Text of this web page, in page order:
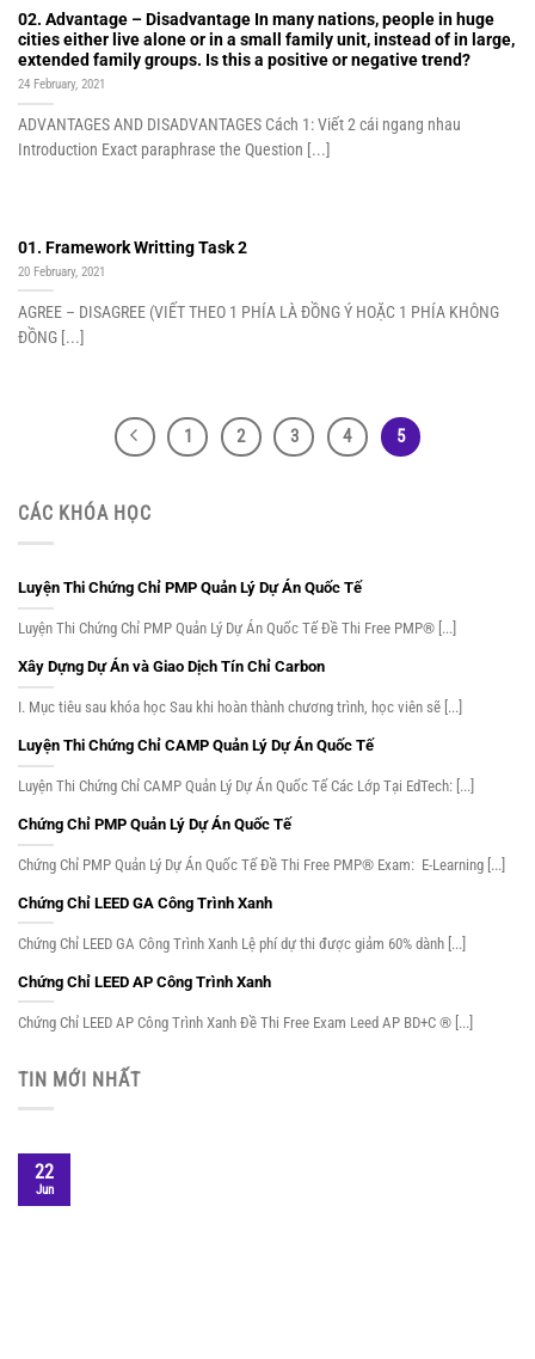
02. Advantage – Disadvantage In many nations, people in huge
cities either live alone or in a small family unit, instead of in large,
extended family groups. Is this a positive or negative trend?
24 February, 2021
ADVANTAGES AND DISADVANTAGES Cách 1: Viết 2 cái ngang nhau
Introduction Exact paraphrase the Question [...]
01. Framework Writting Task 2
20 February, 2021
AGREE – DISAGREE (VIẾT THEO 1 PHÍA LÀ ĐỒNG Ý HOẶC 1 PHÍA KHÔNG
ĐỒNG [...]
1 2 3 4 5
CÁC KHÓA HỌC
Luyện Thi Chứng Chỉ PMP Quản Lý Dự Án Quốc Tế
Luyện Thi Chứng Chỉ PMP Quản Lý Dự Án Quốc Tế Đề Thi Free PMP® [...]
Xây Dựng Dự Án và Giao Dịch Tín Chỉ Carbon
I. Mục tiêu sau khóa học Sau khi hoàn thành chương trình, học viên sẽ [...]
Luyện Thi Chứng Chỉ CAMP Quản Lý Dự Án Quốc Tế
Luyện Thi Chứng Chỉ CAMP Quản Lý Dự Án Quốc Tế Các Lớp Tại EdTech: [...]
Chứng Chỉ PMP Quản Lý Dự Án Quốc Tế
Chứng Chỉ PMP Quản Lý Dự Án Quốc Tế Đề Thi Free PMP® Exam: E-Learning [...]
Chứng Chỉ LEED GA Công Trình Xanh
Chứng Chỉ LEED GA Công Trình Xanh Lệ phí dự thi được giảm 60% dành [...]
Chứng Chỉ LEED AP Công Trình Xanh
Chứng Chỉ LEED AP Công Trình Xanh Đề Thi Free Exam Leed AP BD+C ® [...]
TIN MỚI NHẤT
22
Jun